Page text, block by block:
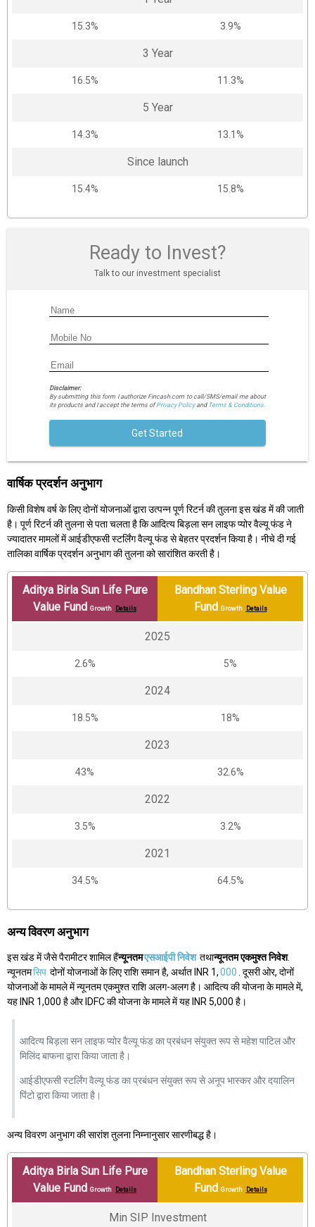
15.3% 3.9%
3 Year
16.5% 11.3%
5 Year
14.3% 13.1%
Since launch
15.4% 15.8%
Ready to Invest?
Talk to our investment specialist
Disclaimer:
By submitting this form I authorize Fincash.com to call/SMS/email me about
its products and I accept the terms ofPrivacy Policyand Terms & Conditions.
Get Started
वार्षिक प्रदर्शन अनुभाग
किसी विशेष वर्ष के लिए दोनों योजनाओं द्वारा उत्पन्न पूर्ण रिटर्न की तुलना इस खंड में की जाती
है। पूर्ण रिटर्न की तुलना से पता चलता है कि आदित्य बिड़ला सन लाइफ प्योर वैल्यू फंड ने
ज्यादातर मामलों में आईडीएफसी स्टर्लिंग वैल्यू फंड से बेहतर प्रदर्शन किया है। नीचे दी गई
तालिका वार्षिक प्रदर्शन अनुभाग की तुलना को सारांशित करती है।
Aditya Birla Sun Life Pure
Value Fund Growth Details
Bandhan Sterling Value
Fund Growth Details
2025
2.6% 5%
2024
18.5% 18%
2023
43% 32.6%
2022
3.5% 3.2%
2021
34.5% 64.5%
अन्य विवरण अनुभाग
इस खंड में जैसे पैरामीटर शामिल हैंन्यूनतमएसआईपी निवेश तथान्यूनतम एकमुश्त निवेश.
न्यूनतमसिप दोनों योजनाओं के लिए राशि समान है, अर्थात INR 1,000. दूसरी ओर, दोनों
योजनाओं के मामले में न्यूनतम एकमुश्त राशि अलग-अलग है। आदित्य की योजना के मामले में,
यह INR 1,000 है और IDFC की योजना के मामले में यह INR 5,000 है।
आदित्य बिड़ला सन लाइफ प्योर वैल्यू फंड का प्रबंधन संयुक्त रूप से महेश पाटिल और
मिलिंद बाफना द्वारा किया जाता है।
आईडीएफसी स्टर्लिंग वैल्यू फंड का प्रबंधन संयुक्त रूप से अनूप भास्कर और दयालिन
पिंटो द्वारा किया जाता है।
अन्य विवरण अनुभाग की सारांश तुलना निम्नानुसार सारणीबद्ध है।
Aditya Birla Sun Life Pure
Value Fund Growth Details
Bandhan Sterling Value
Fund Growth Details
Min SIP Investment